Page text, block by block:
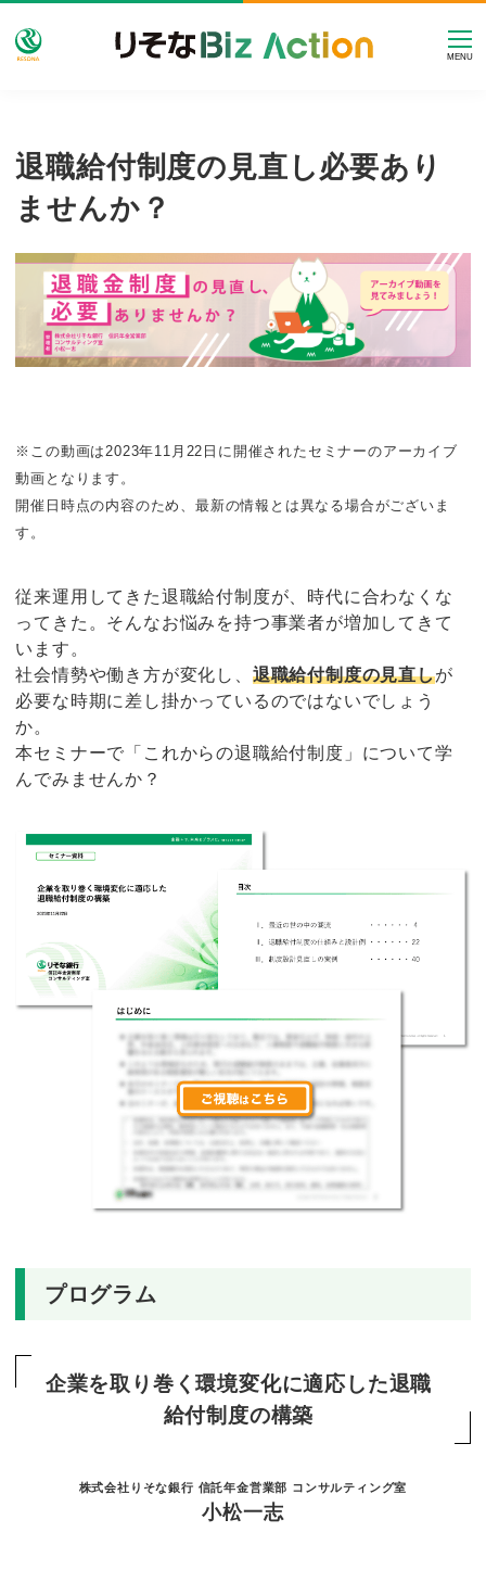
MENU
退職給付制度の見直し必要あり
ませんか？
※この動画は2023年11月22日に開催されたセミナーのアーカイブ
動画となります。
開催日時点の内容のため、最新の情報とは異なる場合がございま
す。
従来運用してきた退職給付制度が、時代に合わなくな
ってきた。そんなお悩みを持つ事業者が増加してきて
います。
社会情勢や働き方が変化し、 退職給付制度の見直しが
必要な時期に差し掛かっているのではないでしょう
か。
本セミナーで「これからの退職給付制度」について学
んでみませんか？
プログラム
企業を取り巻く環境変化に適応した退職
給付制度の構築
株式会社りそな銀行 信託年金営業部 コンサルティング室
小松一志